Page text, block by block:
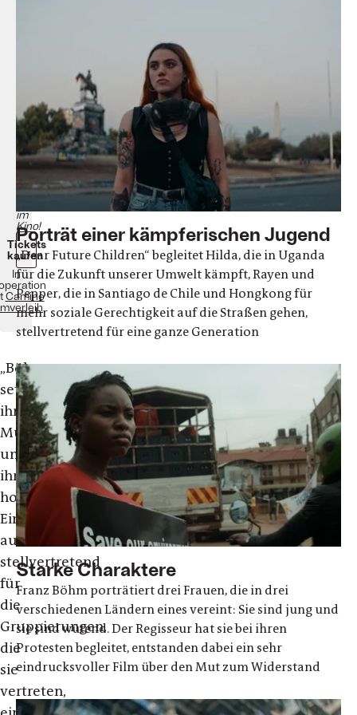
Dokumentarfilm
Deutschland,
UK,
Österreich
2021
Minuten
Ab
dem
14.
im
Kino!
Tickets
kaufen
In
Camino
„Böhm
setzt
ihrem
Mut
und
ihrem
hohen
Einsatz,
auch
stellvertretend
für
die
Gruppierungen,
die
sie
vertreten,
Porträt einer kämpferischen Jugend
„Dear Future Children“ begleitet Hilda, die in Uganda
für die Zukunft unserer Umwelt kämpft, Rayen und
Pepper, die in Santiago de Chile und Hongkong für
mehr soziale Gerechtigkeit auf die Straßen gehen,
stellvertretend für eine ganze Generation
Starke Charaktere
Franz Böhm porträtiert drei Frauen, die in drei
verschiedenen Ländern eines vereint: Sie sind jung und
sie sind wütend. Der Regisseur hat sie bei ihren
Protesten begleitet, entstanden dabei ein sehr
eindrucksvoller Film über den Mut zum Widerstand